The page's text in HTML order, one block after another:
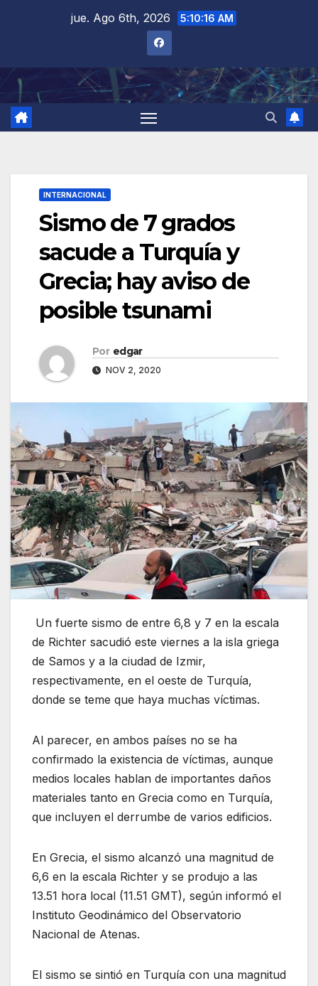
jue. Ago 6th, 2026 5:10:17 AM
INTERNACIONAL
Sismo de 7 grados
sacude a Turquía y
Grecia; hay aviso de
posible tsunami
Por edgar
NOV 2, 2020
Un fuerte sismo de entre 6,8 y 7 en la escala
de Richter sacudió este viernes a la isla griega
de Samos y a la ciudad de Izmir,
respectivamente, en el oeste de Turquía,
donde se teme que haya muchas víctimas.
Al parecer, en ambos países no se ha
confirmado la existencia de víctimas, aunque
medios locales hablan de importantes daños
materiales tanto en Grecia como en Turquía,
que incluyen el derrumbe de varios edificios.
En Grecia, el sismo alcanzó una magnitud de
6,6 en la escala Richter y se produjo a las
13.51 hora local (11.51 GMT), según informó el
Instituto Geodinámico del Observatorio
Nacional de Atenas.
El sismo se sintió en Turquía con una magnitud